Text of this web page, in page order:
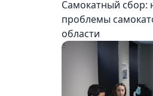
Самокатный сбор:
проблемы
области